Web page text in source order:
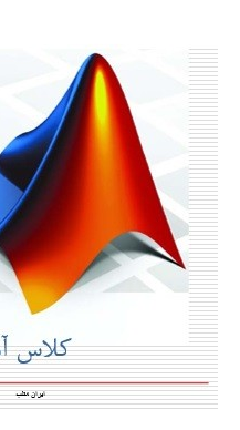
ابزار
برازش
منحنی
در
متلب